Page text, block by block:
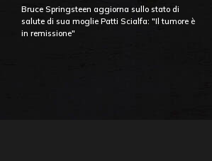
Bruce Springsteen aggiorna sullo stato di
salute di sua moglie Patti Scialfa: "Il tumore è
in remissione"